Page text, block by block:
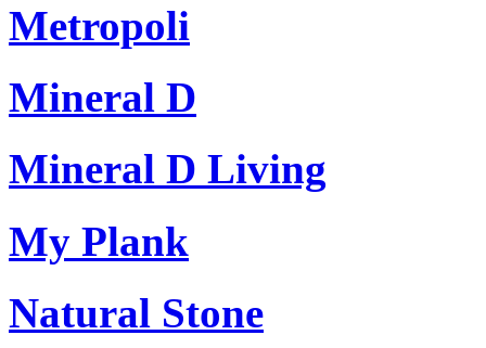
Metropoli
Mineral D
Mineral D Living
My Plank
Natural Stone